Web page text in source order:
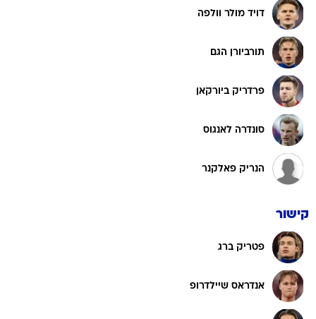
דויד מולר וולפה
תורביורן הגם
פרדריק ביורקאן
סונדרה לאנגוס
הנריק פאלקנר
קישור
פטריק ברג
אנדראס שיילדרופ